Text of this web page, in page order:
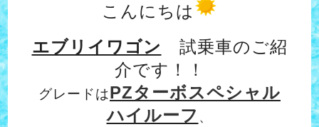
こんにちは
エブリイワゴン 試乗車のご紹
介です！！
グレードはPZターボスペシャル
ハイルーフ 、